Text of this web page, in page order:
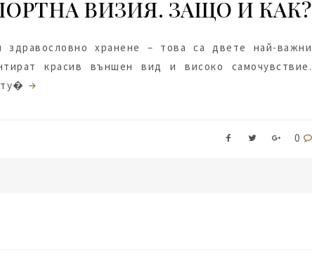
ВИЗИЯ. ЗАЩО И КАК?
здравословно хранене – това са двете най-важни
красив външен вид и високо самочувствие.
0